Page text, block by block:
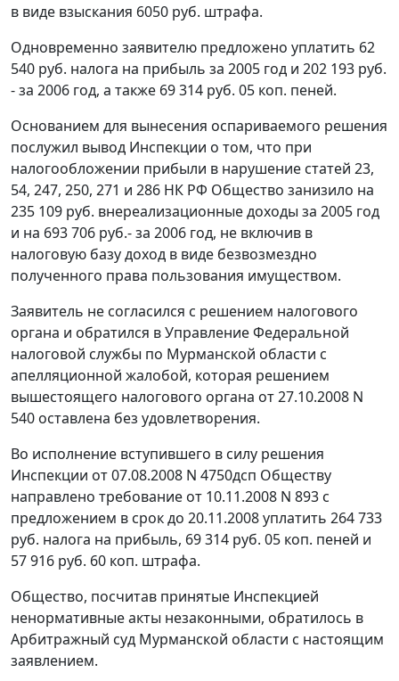
в виде взыскания 6050 руб. штрафа.
Одновременно заявителю предложено уплатить 62
540 руб. налога на прибыль за 2005 год и 202 193 руб.
- за 2006 год, а также 69 314 руб. 05 коп. пеней.
Основанием для вынесения оспариваемого решения
послужил вывод Инспекции о том, что при
налогообложении прибыли в нарушение статей 23,
54, 247, 250, 271 и 286 НК РФ Общество занизило на
235 109 руб. внереализационные доходы за 2005 год
и на 693 706 руб.- за 2006 год, не включив в
налоговую базу доход в виде безвозмездно
полученного права пользования имуществом.
Заявитель не согласился с решением налогового
органа и обратился в Управление Федеральной
налоговой службы по Мурманской области с
апелляционной жалобой, которая решением
вышестоящего налогового органа от 27.10.2008 N
540 оставлена без удовлетворения.
Во исполнение вступившего в силу решения
Инспекции от 07.08.2008 N 4750дсп Обществу
направлено требование от 10.11.2008 N 893 с
предложением в срок до 20.11.2008 уплатить 264 733
руб. налога на прибыль, 69 314 руб. 05 коп. пеней и
57 916 руб. 60 коп. штрафа.
Общество, посчитав принятые Инспекцией
ненормативные акты незаконными, обратилось в
Арбитражный суд Мурманской области с настоящим
заявлением.